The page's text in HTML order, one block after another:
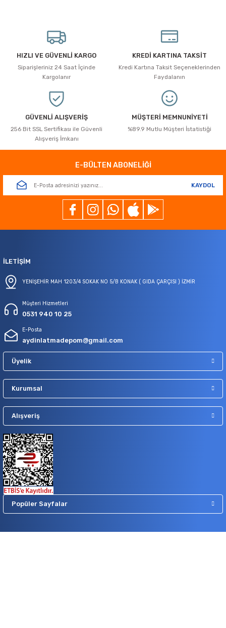
Ürün açıklamasında eksik bilgiler bulunuyor.
Ürün bilgilerinde hatalar bulunuyor.
Ürün fiyatı diğer sitelerden daha pahalı.
Bu ürüne benzer farklı alternatifler olmalı.
HIZLI VE GÜVENLİ KARGO
Siparişleriniz 24 Saat İçinde
Kargolanır
KREDİ KARTINA TAKSİT
Kredi Kartına Taksit Seçeneklerinden
Faydalanın
GÜVENLİ ALIŞVERİŞ
256 Bit SSL Sertifikası ile Güvenli
Alışveriş İmkanı
MÜŞTERİ MEMNUNİYETİ
%89.9 Mutlu Müşteri İstatistiği
E-BÜLTEN ABONELİĞİ
KAYDOL
İLETİŞİM
YENİŞEHİR MAH 1203/4 SOKAK NO 5/B KONAK ( GIDA ÇARÇISI ) İZMİR
Müşteri Hizmetleri
0531 940 10 25
E-Posta
aydinlatmadepom@gmail.com
Üyelik
Kurumsal
Alışveriş
Popüler Sayfalar